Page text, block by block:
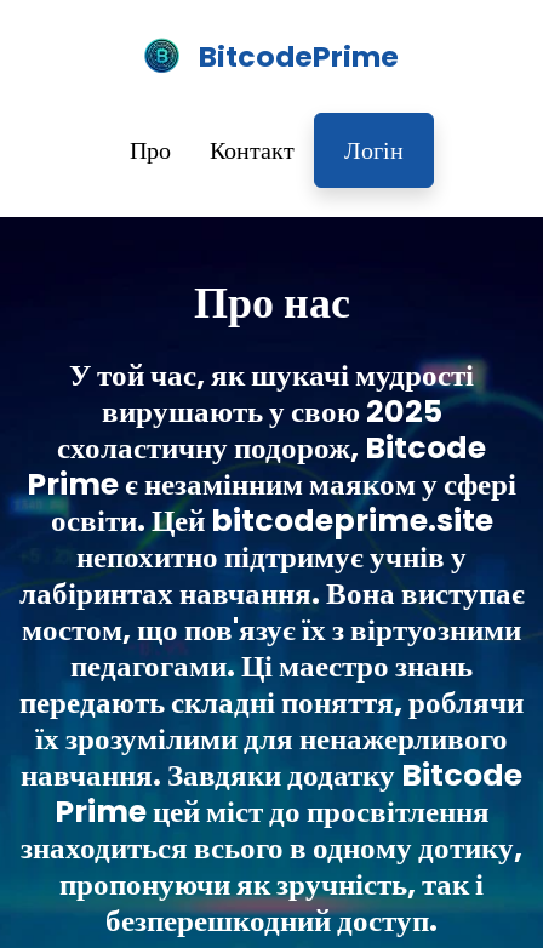
BitcodePrime
Про Контакт Логін
Про нас
У той час, як шукачі мудрості
вирушають у свою 2025
схоластичну подорож, Bitcode
Prime є незамінним маяком у сфері
освіти. Цей bitcodeprime.site
непохитно підтримує учнів у
лабіринтах навчання. Вона виступає
мостом, що пов'язує їх з віртуозними
педагогами. Ці маестро знань
передають складні поняття, роблячи
їх зрозумілими для ненажерливого
навчання. Завдяки додатку Bitcode
Prime цей міст до просвітлення
знаходиться всього в одному дотику,
пропонуючи як зручність, так і
безперешкодний доступ.